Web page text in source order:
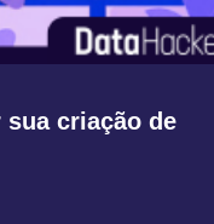
criação de